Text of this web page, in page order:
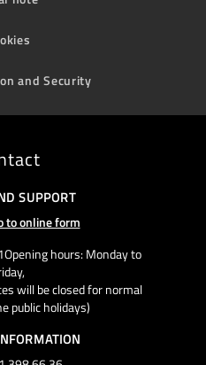
and Security
SUPPORT
to online form
hours: Monday to
will be closed for normal
public holidays)